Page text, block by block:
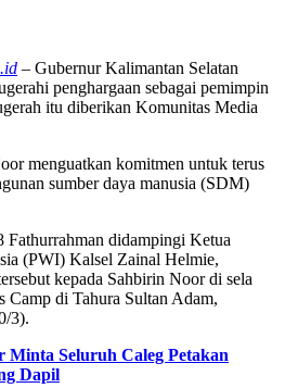
– Gubernur Kalimantan Selatan
penghargaan sebagai pemimpin
itu diberikan Komunitas Media
menguatkan komitmen untuk terus
sumber daya manusia (SDM)
Fathurrahman didampingi Ketua
(PWI) Kalsel Zainal Helmie,
kepada Sahbirin Noor di sela
Camp di Tahura Sultan Adam,
3).
Minta Seluruh Caleg Petakan
Dapil